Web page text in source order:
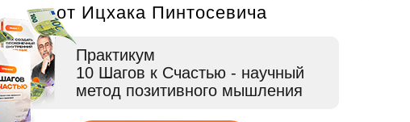
от Ицхака Пинтосевича
Практикум
10 Шагов к Счастью - научный
метод позитивного мышления